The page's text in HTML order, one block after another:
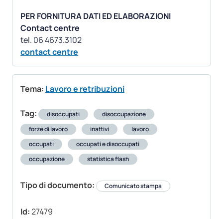
PER FORNITURA DATI ED ELABORAZIONI
Contact centre
contact centre
Tema: Lavoro e retribuzioni
Tag: disoccupati
disoccupazione
forze di lavoro
inattivi
lavoro
occupati
occupati e disoccupati
occupazione
statistica flash
Tipo di documento: Comunicato stampa
Id:27479